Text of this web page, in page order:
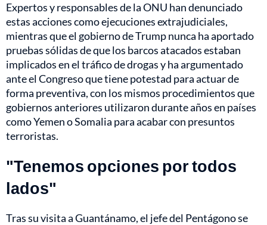
Expertos y responsables de la ONU han denunciado
estas acciones como ejecuciones extrajudiciales,
mientras que el gobierno de Trump nunca ha aportado
pruebas sólidas de que los barcos atacados estaban
implicados en el tráfico de drogas y ha argumentado
ante el Congreso que tiene potestad para actuar de
forma preventiva, con los mismos procedimientos que
gobiernos anteriores utilizaron durante años en países
como Yemen o Somalia para acabar con presuntos
terroristas.
"Tenemos opciones por todos
lados"
Tras su visita a Guantánamo, el jefe del Pentágono se